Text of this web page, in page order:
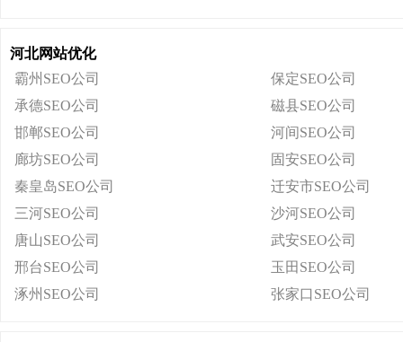
河北网站优化
霸州SEO公司
保定SEO公司
承德SEO公司
磁县SEO公司
邯郸SEO公司
河间SEO公司
廊坊SEO公司
固安SEO公司
秦皇岛SEO公司
迁安市SEO公司
三河SEO公司
沙河SEO公司
唐山SEO公司
武安SEO公司
邢台SEO公司
玉田SEO公司
涿州SEO公司
张家口SEO公司